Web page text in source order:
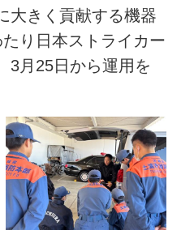
大きく貢献する機器
り日本ストライカー
3月25日から運用を